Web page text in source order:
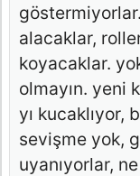
alacaklar,
koyacaklar.
olmayın. yeni
yı kucaklıyor,
sevişme yok,
uyanıyorlar,